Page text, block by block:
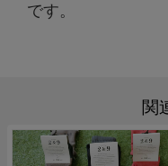
です。
関